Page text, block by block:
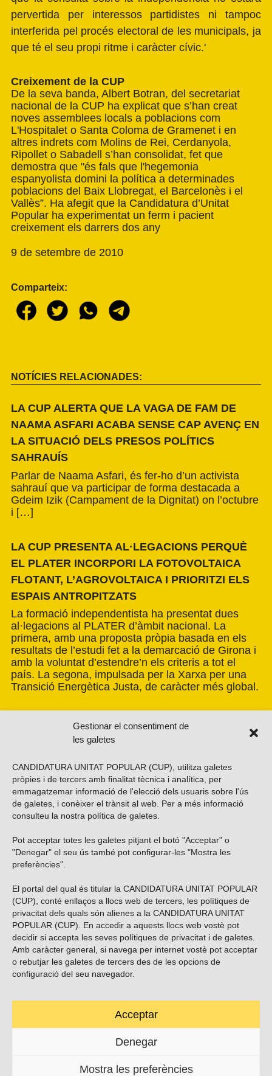
Gestionar el consentiment de
les galetes
CANDIDATURA UNITAT POPULAR (CUP), utilitza galetes
pròpies i de tercers amb finalitat tècnica i analítica, per
emmagatzemar informació de l'elecció dels usuaris sobre l'ús
de galetes, i conèixer el trànsit al web. Per a més informació
consulteu la nostra política de galetes
Pot acceptar totes les galetes pitjant el botó "Acceptar" o
"Denegar" el seu ús també pot configurar-les "Mostra les
preferències".
El portal del qual és titular la CANDIDATURA UNITAT POPULAR
(CUP), conté enllaços a llocs web de tercers, les polítiques de
privacitat dels quals són alienes a la CANDIDATURA UNITAT
POPULAR (CUP). En accedir a aquests llocs web vostè pot
decidir si accepta les seves polítiques de privacitat i de galetes.
Amb caràcter general, si navega per internet vostè pot acceptar
o rebutjar les galetes de tercers des de les opcions de
configuració del seu navegador.
Acceptar
Denegar
Mostra les preferències
pervertida per interessos partidistes ni tampoc
interferida pel procés electoral de les municipals, ja
que té el seu propi ritme i caràcter cívic.'
Creixement de la CUP
De la seva banda, Albert Botran, del secretariat
nacional de la CUP ha explicat que s’han creat
noves assemblees locals a poblacions com
L'Hospitalet o Santa Coloma de Gramenet i en
altres indrets com Molins de Rei, Cerdanyola,
Ripollet o Sabadell s’han consolidat, fet que
demostra que "és fals que l'hegemonia
espanyolista domini la política a determinades
poblacions del Baix Llobregat, el Barcelonès i el
Vallès”. Ha afegit que la Candidatura d’Unitat
Popular ha experimentat un ferm i pacient
creixement els darrers dos any
9 de setembre de 2010
Comparteix:
NOTÍCIES RELACIONADES:
LA CUP ALERTA QUE LA VAGA DE FAM DE
NAAMA ASFARI ACABA SENSE CAP AVENÇ EN
LA SITUACIÓ DELS PRESOS POLÍTICS
SAHRAUÍS
Parlar de Naama Asfari, és fer-ho d’un activista
sahrauí que va participar de forma destacada a
Gdeim Izik (Campament de la Dignitat) on l’octubre
i […]
LA CUP PRESENTA AL·LEGACIONS PERQUÈ
EL PLATER INCORPORI LA FOTOVOLTAICA
FLOTANT, L’AGROVOLTAICA I PRIORITZI ELS
ESPAIS ANTROPITZATS
La formació independentista ha presentat dues
al·legacions al PLATER d’àmbit nacional. La
primera, amb una proposta pròpia basada en els
resultats de l’estudi fet a la demarcació de Girona i
amb la voluntat d’estendre’n els criteris a tot el
país. La segona, impulsada per la Xarxa per una
Transició Energètica Justa, de caràcter més global.
Vols subscriure’t al nostre butlletí?
ENVIAR
Troba’ns a les xarxes socials
Carrer Casp 180 (baixos), Barcelona.
contacte@cup.cat